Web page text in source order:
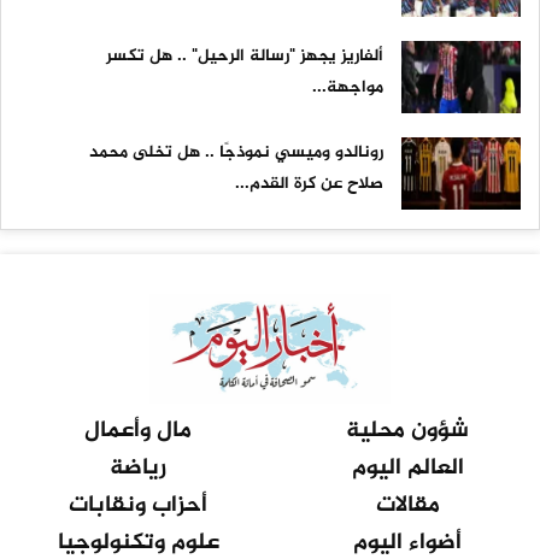
ألفاريز يجهز "رسالة الرحيل" .. هل تكسر
مواجهة...
رونالدو وميسي نموذجًا .. هل تخلى محمد
صلاح عن كرة القدم...
شؤون محلية
مال وأعمال
العالم اليوم
رياضة
مقالات
أحزاب ونقابات
أضواء اليوم
علوم وتكنولوجيا